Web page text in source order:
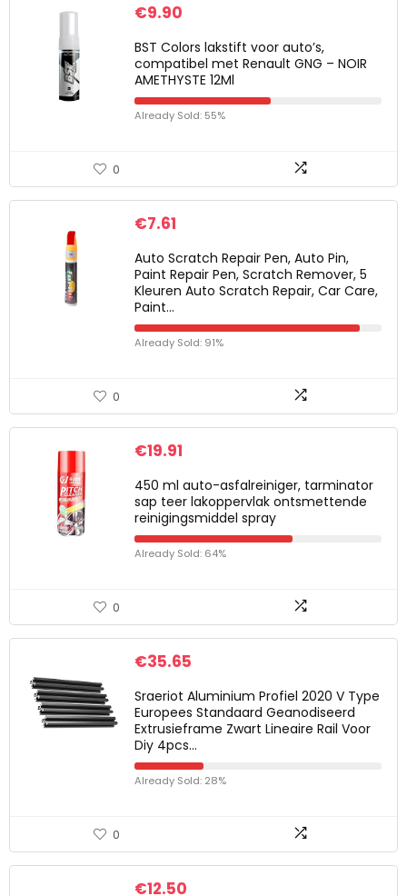
€9.90
BST Colors lakstift voor auto’s,
compatibel met Renault GNG – NOIR
AMETHYSTE 12Ml
Already Sold: 55%
0
€7.61
Auto Scratch Repair Pen, Auto Pin,
Paint Repair Pen, Scratch Remover, 5
Kleuren Auto Scratch Repair, Car Care,
Paint…
Already Sold: 91%
0
€19.91
450 ml auto-asfalreiniger, tarminator
sap teer lakoppervlak ontsmettende
reinigingsmiddel spray
Already Sold: 64%
0
€35.65
Sraeriot Aluminium Profiel 2020 V Type
Europees Standaard Geanodiseerd
Extrusieframe Zwart Lineaire Rail Voor
Diy 4pcs…
Already Sold: 28%
0
€12.50